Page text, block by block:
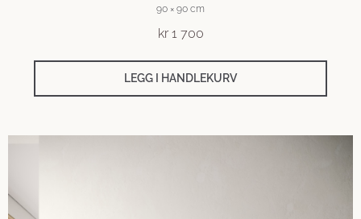
90 × 90 cm
kr1 700
LEGG I HANDLEKURV